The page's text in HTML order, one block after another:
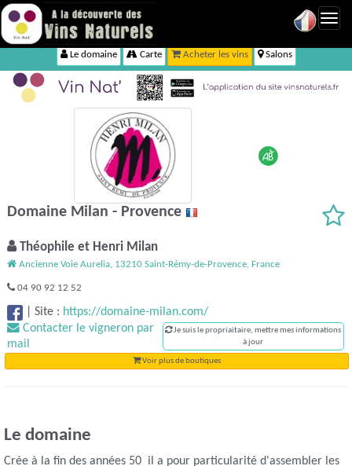
Le domaine Carte Acheter les vins Salons
Domaine Milan - Provence
Théophile et Henri Milan
Ancienne Voie Aurelia, 13210 Saint-Rémy-de-Provence, France
04 90 92 12 52
|Site : https://domaine-milan.com/
Contacter le vigneron par
mail
Je suis le propriaitaire, mettre mes informations
à jour
Voir plus de boutiques
Le domaine
Crée à la fin des années 50 il a pour particularité d'assembler les